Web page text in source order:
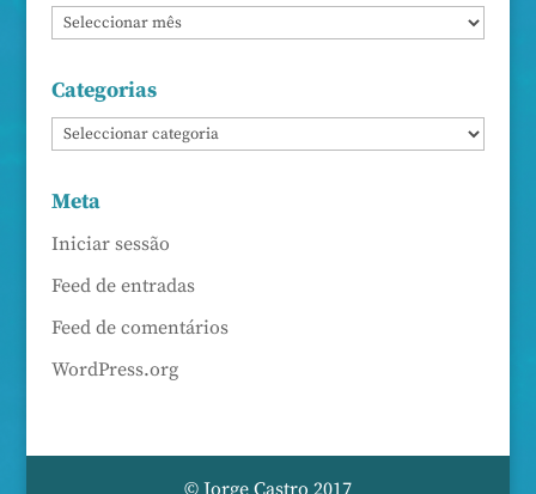
Categorias
Meta
Iniciar sessão
Feed de entradas
Feed de comentários
WordPress.org